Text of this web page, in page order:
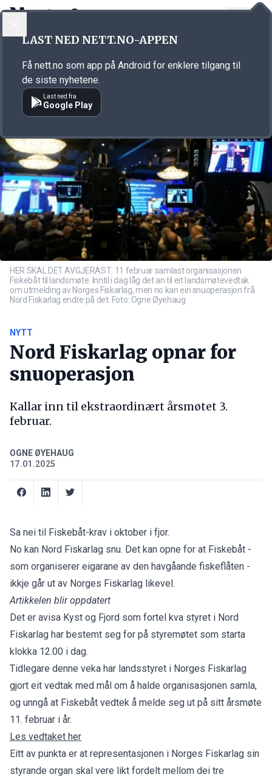
Annonsørinnhold
HER SKAL DET AVGJERAST: 11 februar samlast organisasjonen
Fiskebåt til landsmøte. Inntil i dag låg det an til eit landsmøtevedtak
om utmelding av Norges Fiskarlag, men no kan ein snuoperasjon frå
Nord Fiskarlag endre på det. Foto: Ogne Øyehaug
NYTT
Nord Fiskarlag opnar for
snuoperasjon
Kallar inn til ekstraordinært årsmøtet 3.
februar.
OGNE ØYEHAUG
17.01.2025
Sa nei til Fiskebåt-krav i oktober i fjor.
No kan Nord Fiskarlag snu. Det kan opne for at Fiskebåt -
som organiserer eigarane av den havgåande fiskeflåten -
ikkje går ut av Norges Fiskarlag likevel.
Artikkelen blir oppdatert
Det er avisa Kyst og Fjord som fortel kva styret i Nord
Fiskarlag har bestemt seg for på styremøtet som starta
klokka 12.00 i dag.
Tidlegare denne veka har landsstyret i Norges Fiskarlag
gjort eit vedtak med mål om å halde organisasjonen samla,
og unngå at Fiskebåt vedtek å melde seg ut på sitt årsmøte
11. februar i år.
Les vedtaket her
Eitt av punkta er at representasjonen i Norges Fiskarlag sin
styrande organ skal vere likt fordelt mellom dei tre
LAST NED NETT.NO-APPEN
Få nett.no som app på Android for enklere tilgang til
de siste nyhetene.
Last ned fra
Google Play